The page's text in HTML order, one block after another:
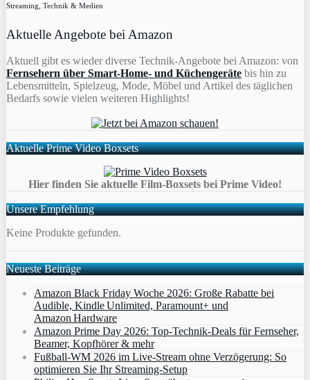
Streaming, Technik & Medien
Aktuelle Angebote bei Amazon
Aktuell gibt es wieder diverse Technik-Angebote bei Amazon: von
Fernsehern über Smart-Home- und Küchengeräte bis hin zu
Lebensmitteln, Spielzeug, Mode, Möbel und Artikel des täglichen
Bedarfs sowie vielen weiteren Highlights!
Aktuelle Prime Video Boxsets
Hier finden Sie aktuelle Film-Boxsets bei Prime Video!
Unsere Empfehlung
Keine Produkte gefunden.
Neueste Beiträge
Amazon Black Friday Woche 2026: Große Rabatte bei
Audible, Kindle Unlimited, Paramount+ und
Amazon Hardware
Amazon Prime Day 2026: Top-Technik-Deals für Fernseher,
Beamer, Kopfhörer & mehr
Fußball-WM 2026 im Live-Stream ohne Verzögerung: So
optimieren Sie Ihr Streaming-Setup